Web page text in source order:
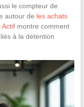
le compteur de
autour de les achats
Actifmontre comment
à la détention